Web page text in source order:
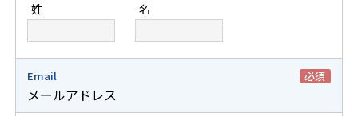
姓
名
Email
メールアドレス
必須